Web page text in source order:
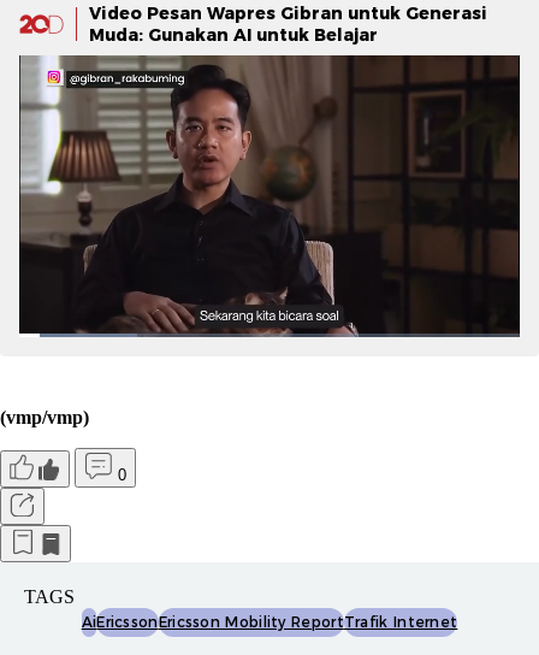
Video Pesan Wapres Gibran untuk Generasi
Muda: Gunakan AI untuk Belajar
(vmp/vmp)
0
TAGS
AiEricssonEricsson Mobility ReportTrafik Internet